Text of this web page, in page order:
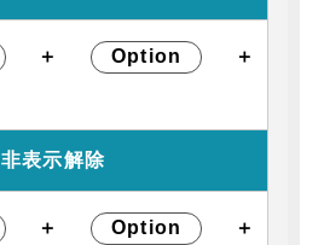
＋ Option
＋
非表示解除
＋ Option
＋